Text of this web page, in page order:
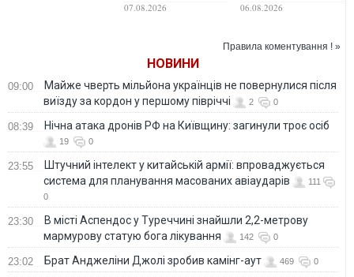
завтра буде погода
07.08.2026
буде повсюди в
06.08.2026
Правила коментування ! »
НОВИНИ
09:00
Майже чверть мільйона українців не повернулися після
виїзду за кордон у першому півріччі
2 0
08:39 Нічна атака дронів РФ на Київщину: загинули троє осіб
19 0
23:55
Штучний інтелект у китайській армії: впроваджується
система для планування масованих авіаударів
111
0
23:30
В місті Аспендос у Туреччині знайшли 2,2-метрову
мармурову статую бога лікування
142 0
23:02 Брат Анджеліни Джолі зробив камінг-аут 469 0